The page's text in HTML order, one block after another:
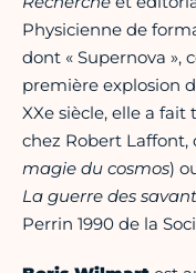
Physicienne de
dont « Supernova »,
première explosion
XXe siècle, elle a
chez Robert Laffont,
magie du cosmos)
La guerre des
Perrin 1990 de la